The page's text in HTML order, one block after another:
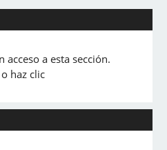
a esta sección.
haz clic